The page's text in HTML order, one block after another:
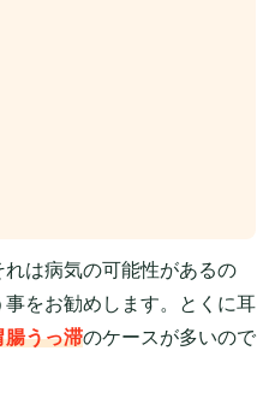
は病気の可能性があるの
をお勧めします。とくに耳
腸うっ滞のケースが多いので